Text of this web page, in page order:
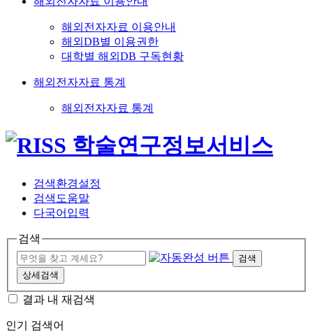
해외전자자료 이용안내
해외DB별 이용권한
대학별 해외DB 구독현황
해외전자자료 통계
해외전자자료 통계
검색환경설정
검색도움말
다국어입력
검색
검색
상세검색
결과 내 재검색
인기 검색어